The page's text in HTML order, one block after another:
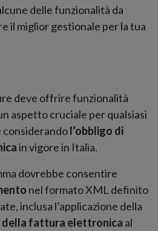
delle funzionalità da
il miglior gestionale per la tua
deve offrire funzionalità
aspetto cruciale per qualsiasi
considerandol’obbligo di
in vigore in Italia.
dovrebbe consentire
nel formato XML definito
inclusa l’applicazione della
della fattura elettronica al